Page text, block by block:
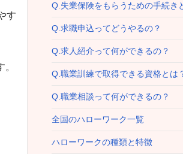
す
Q.失業保険をもらうための手続き
Q.求職申込ってどうやるの？
Q.求人紹介って何ができるの？
Q.職業訓練で取得できる資格とは
Q.職業相談って何ができるの？
全国のハローワーク一覧
ハローワークの種類と特徴